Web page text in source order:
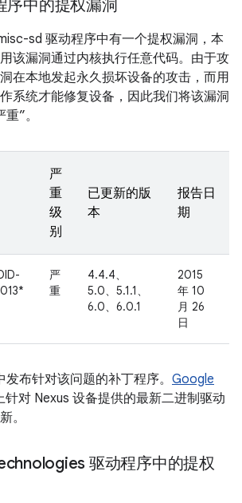
中的提权漏洞
sd 驱动程序中有一个提权漏洞，本
该漏洞通过内核执行任意代码。由于攻
在本地发起永久损坏设备的攻击，而用
系统才能修复设备，因此我们将该漏洞
”。
严
重
级
别
已更新的版
本
报告日
期
严
重
4.4.4、
5.0、5.1.1、
6.0、6.0.1
2015
年 10
月 26
日
布针对该问题的补丁程序。 Google
针对 Nexus 设备提供的最新二进制驱动
。
驱动程序中的提权